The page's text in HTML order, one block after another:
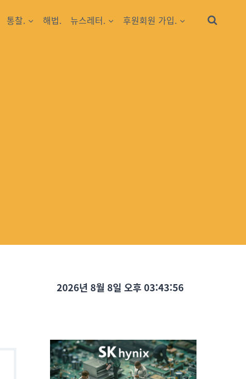
통찰. 해법. 뉴스레터. 후원회원 가입.
2026년 8월 8일 오후 03:43:58